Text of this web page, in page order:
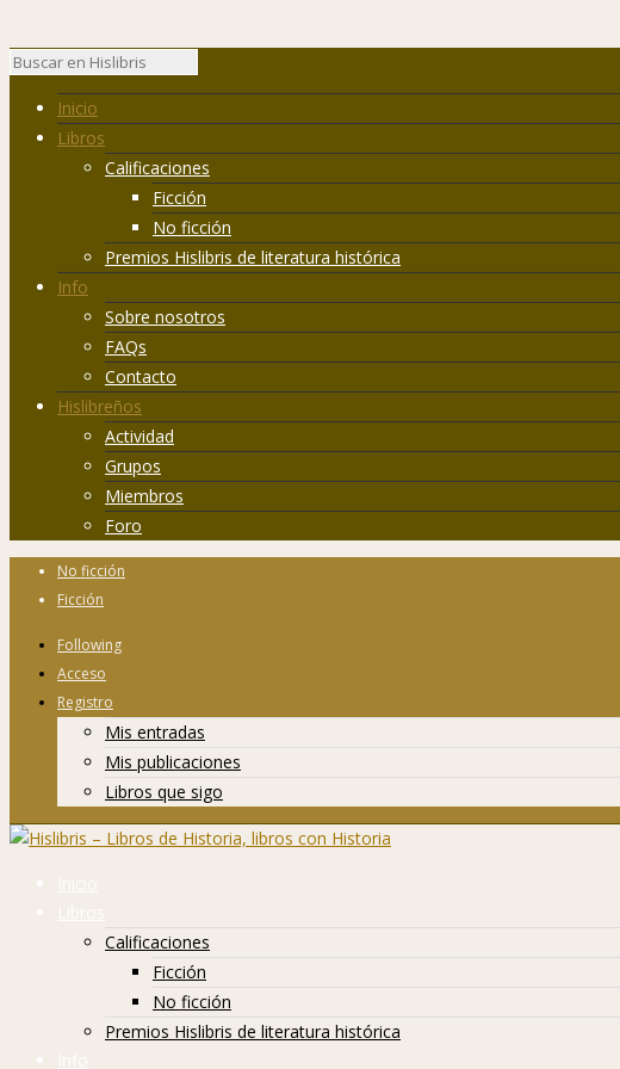
Inicio
Libros
Calificaciones
Ficción
No ficción
Premios Hislibris de literatura histórica
Info
Sobre nosotros
FAQs
Contacto
Hislibreños
Actividad
Grupos
Miembros
Foro
No ficción
Ficción
Following
Acceso
Registro
Mis entradas
Mis publicaciones
Libros que sigo
Inicio
Libros
Calificaciones
Ficción
No ficción
Premios Hislibris de literatura histórica
Info